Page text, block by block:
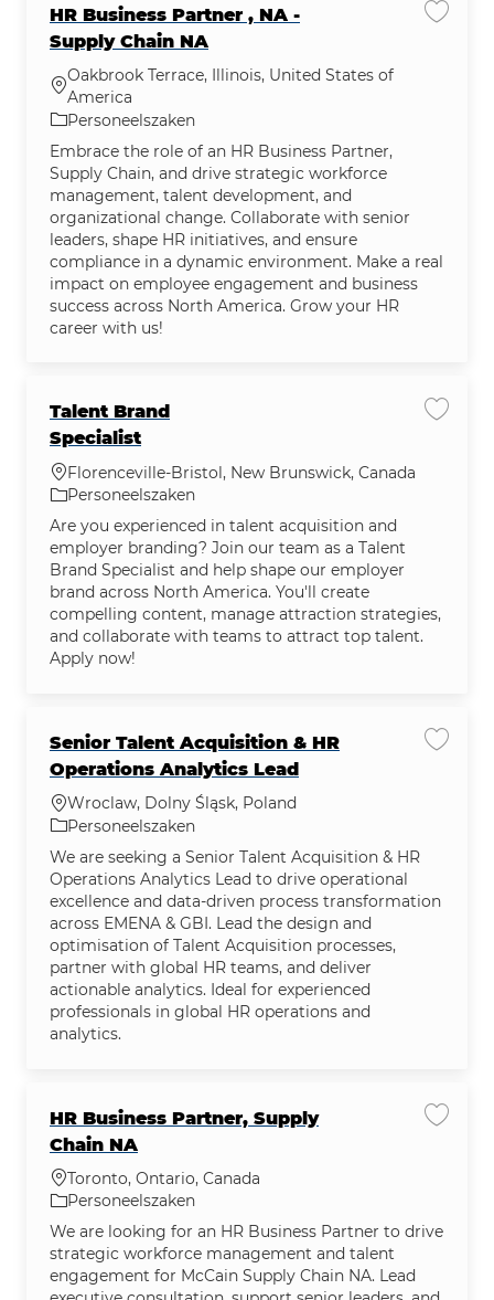
HR Business Partner , NA -
Supply Chain NA
Plaats
Oakbrook Terrace, Illinois, United States of
America
Categorie
Personeelszaken
Embrace the role of an HR Business Partner,
Supply Chain, and drive strategic workforce
management, talent development, and
organizational change. Collaborate with senior
leaders, shape HR initiatives, and ensure
compliance in a dynamic environment. Make a real
impact on employee engagement and business
success across North America. Grow your HR
career with us!
Talent Brand
Specialist
Plaats
Florenceville-Bristol, New Brunswick, Canada
Categorie
Personeelszaken
Are you experienced in talent acquisition and
employer branding? Join our team as a Talent
Brand Specialist and help shape our employer
brand across North America. You'll create
compelling content, manage attraction strategies,
and collaborate with teams to attract top talent.
Apply now!
Senior Talent Acquisition & HR
Operations Analytics Lead
Plaats
Wroclaw, Dolny Śląsk, Poland
Categorie
Personeelszaken
We are seeking a Senior Talent Acquisition & HR
Operations Analytics Lead to drive operational
excellence and data-driven process transformation
across EMENA & GBI. Lead the design and
optimisation of Talent Acquisition processes,
partner with global HR teams, and deliver
actionable analytics. Ideal for experienced
professionals in global HR operations and
analytics.
HR Business Partner, Supply
Chain NA
Plaats
Toronto, Ontario, Canada
Categorie
Personeelszaken
We are looking for an HR Business Partner to drive
strategic workforce management and talent
engagement for McCain Supply Chain NA. Lead